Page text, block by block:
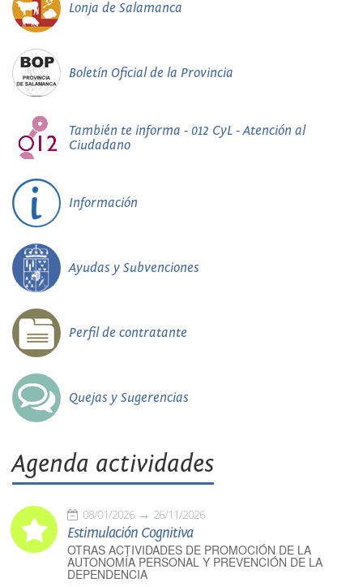
Lonja de Salamanca
Boletín Oficial de la Provincia
También te informa - 012 CyL - Atención al
Ciudadano
Información
Ayudas y Subvenciones
Perfil de contratante
Quejas y Sugerencias
Agenda actividades
08/01/2026 26/11/2026
Estimulación Cognitiva
OTRAS ACTIVIDADES DE PROMOCIÓN DE LA
AUTONOMÍA PERSONAL Y PREVENCIÓN DE LA
DEPENDENCIA